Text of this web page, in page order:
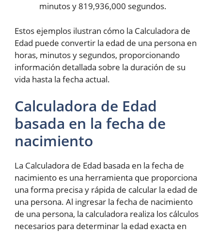
minutos y 819,936,000 segundos.
Estos ejemplos ilustran cómo la Calculadora de
Edad puede convertir la edad de una persona en
horas, minutos y segundos, proporcionando
información detallada sobre la duración de su
vida hasta la fecha actual.
Calculadora de Edad
basada en la fecha de
nacimiento
La Calculadora de Edad basada en la fecha de
nacimiento es una herramienta que proporciona
una forma precisa y rápida de calcular la edad de
una persona. Al ingresar la fecha de nacimiento
de una persona, la calculadora realiza los cálculos
necesarios para determinar la edad exacta en